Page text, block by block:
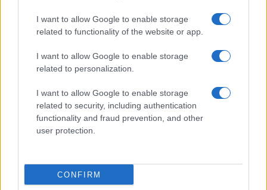
I want to allow Google to enable storage
related to functionality of the website or app.
I want to allow Google to enable storage
related to personalization.
I want to allow Google to enable storage
related to security, including authentication
functionality and fraud prevention, and other
user protection.
CONFIRM
Sri Lanka: itinerari tra spiritualità, architettura e